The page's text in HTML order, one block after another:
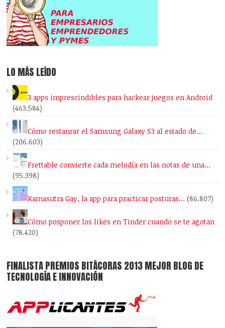
LO MÁS LEÍDO
3 apps imprescindibles para hackear juegos en Android
(463.584)
Cómo restaurar el Samsung Galaxy S3 al estado de…
(206.603)
Frettable convierte cada melodía en las notas de una…
(95.398)
Kamasutra Gay, la app para practicar posturas… (86.807)
Cómo posponer los likes en Tinder cuando se te agotan
(78.420)
FINALISTA PREMIOS BITÁCORAS 2013 MEJOR BLOG DE
TECNOLOGÍA E INNOVACIÓN